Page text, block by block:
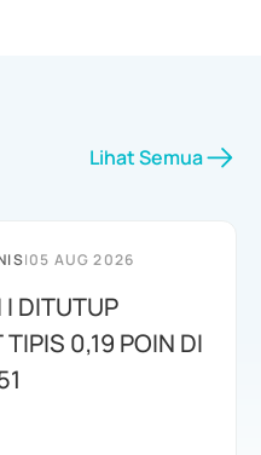
Lihat Semua
|05 AUG 2026
I DITUTUP
TIPIS 0,19 POIN DI